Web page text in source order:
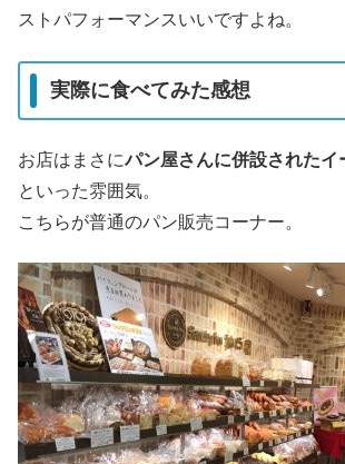
ストパフォーマンスいいですよね。
実際に食べてみた感想
お店はまさにパン屋さんに併設されたイ
といった雰囲気。
こちらが普通のパン販売コーナー。